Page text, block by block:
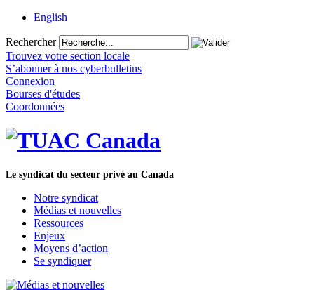
English
Rechercher
Trouvez votre section locale
S’abonner à nos cyberbulletins
Connexion
Bourses d'études
Coordonnées
Le syndicat du secteur privé au Canada
Notre syndicat
Médias et nouvelles
Ressources
Enjeux
Moyens d’action
Se syndiquer